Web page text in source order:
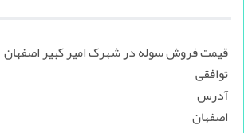
قیمت فروش سوله در شهرک امیر کبیر اصفهان
توافقی
آدرس
اصفهان